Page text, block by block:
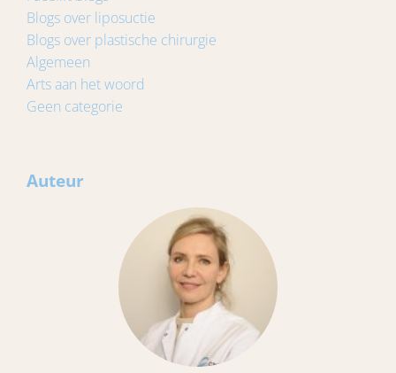
Blogs over liposuctie
Blogs over plastische chirurgie
Algemeen
Arts aan het woord
Geen categorie
Auteur